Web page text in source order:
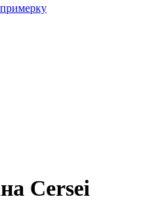
Cersei